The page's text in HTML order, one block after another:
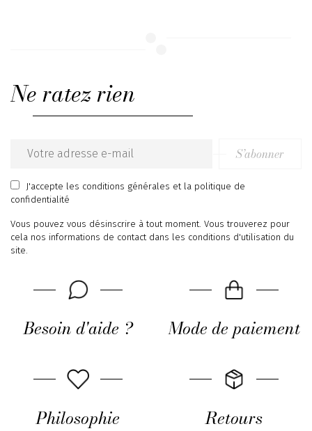
Ne ratez rien
Email
address
S’abonner
J'accepte les conditions générales et la politique de
confidentialité
Vous pouvez vous désinscrire à tout moment. Vous trouverez pour
cela nos informations de contact dans les conditions d'utilisation du
site.
Besoin d'aide ? Mode de paiement
Philosophie Retours